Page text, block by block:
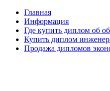
Главная
Информация
Где купить диплом об
Купить диплом
Продажа дипломов